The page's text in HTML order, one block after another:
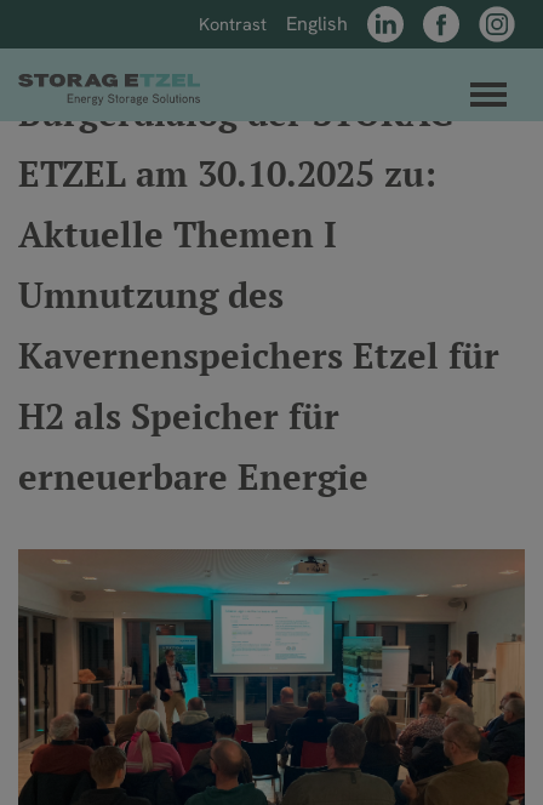
zum Inhalt der Seite springen
zur Hauptnavigation springen
Kontrast English
LinkedInFacebook
Bürgerdialog der STORAG
ETZEL am 30.10.2025 zu:
Aktuelle Themen I
Umnutzung des
Kavernenspeichers Etzel für
H2 als Speicher für
erneuerbare Energie